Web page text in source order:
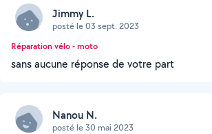
Jimmy L.
posté le 03 sept. 2023
Réparation vélo - moto
sans aucune réponse de votre part
Nanou N.
posté le 30 mai 2023